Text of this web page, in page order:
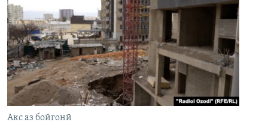
Акс аз бойгонӣ